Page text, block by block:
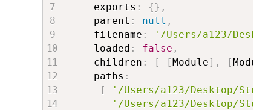
    exports
: {} ,
    parent
: null ,
    filename
:
'/Users/a123/
    loaded
: false ,
    children
: [ [Module] , [Module
    paths
:
[
'/Users/a123/Desktop/
'/Users/a123/Desktop/